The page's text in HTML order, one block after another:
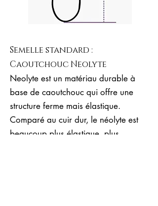
Semelle standard :
Caoutchouc Neolyte
Neolyte est un matériau durable à
base de caoutchouc qui offre une
structure ferme mais élastique.
Comparé au cuir dur, le néolyte est
beaucoup plus élastique, plus